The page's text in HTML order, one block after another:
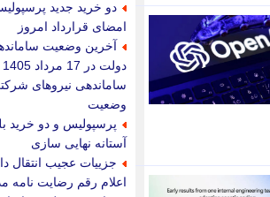
دو خرید جدید
امضای قرارداد امروز
آخرین وضعیت
ساماندهی نیروهای
وضعیت
پرسپولیس و دو خرید
آستانه نهایی سازی
جزییات عجیب انتقال
اعلام رقم رضایت نامه